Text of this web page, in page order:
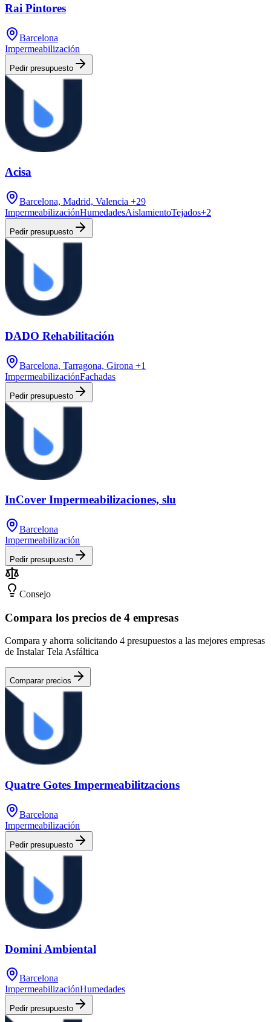
Rai Pintores
Barcelona
Impermeabilización
Pedir presupuesto
Acisa
Barcelona, Madrid, Valencia +29
ImpermeabilizaciónHumedadesAislamientoTejados+2
Pedir presupuesto
DADO Rehabilitación
Barcelona, Tarragona, Girona +1
ImpermeabilizaciónFachadas
Pedir presupuesto
InCover Impermeabilizaciones, slu
Barcelona
Impermeabilización
Pedir presupuesto
Consejo
Compara los precios de 4 empresas
Compara y ahorra solicitando 4 presupuestos a las mejores empresas
de Instalar Tela Asfáltica
Comparar precios
Quatre Gotes Impermeabilitzacions
Barcelona
Impermeabilización
Pedir presupuesto
Domini Ambiental
Barcelona
ImpermeabilizaciónHumedades
Pedir presupuesto